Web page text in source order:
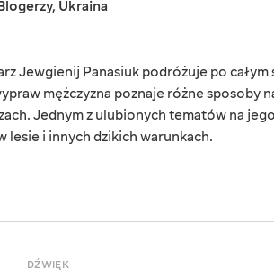
, Ukraina
Jewgienij Panasiuk podróżuje po całym
mężczyzna poznaje różne sposoby
Jednym z ulubionych tematów na
lesie i innych dzikich warunkach.
DŹWIĘK